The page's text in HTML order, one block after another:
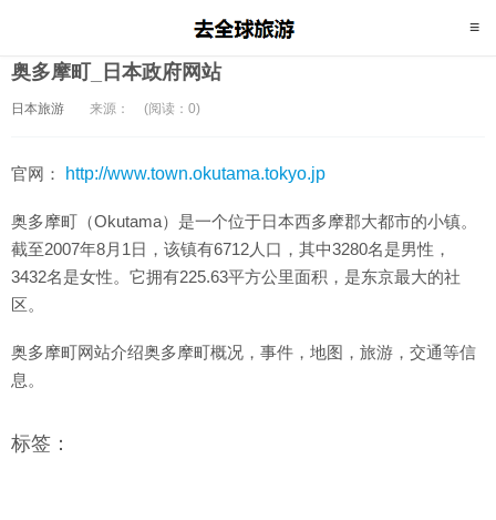
奥多摩町_日本政府网站
日本旅游 来源： (阅读：0)
官网： http://www.town.okutama.tokyo.jp
奥多摩町（Okutama）是一个位于日本西多摩郡大都市的小镇。
截至2007年8月1日，该镇有6712人口，其中3280名是男性，
3432名是女性。它拥有225.63平方公里面积，是东京最大的社
区。
奥多摩町网站介绍奥多摩町概况，事件，地图，旅游，交通等信
息。
标签：